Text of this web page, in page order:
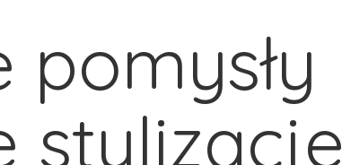
pomysły
stylizacje